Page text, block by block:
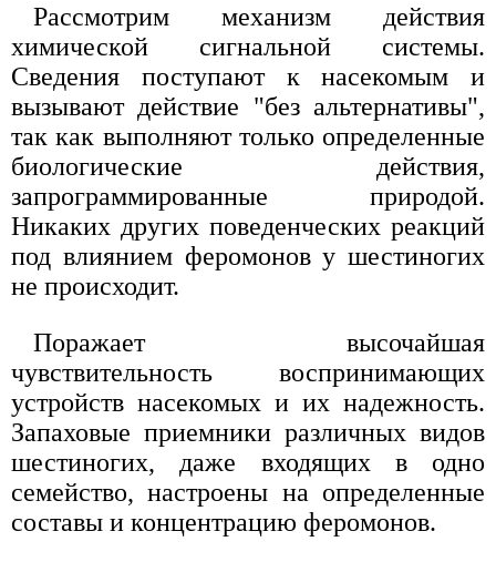
Рассмотрим механизм действия
химической сигнальной системы.
Сведения поступают к насекомым и
вызывают действие "без альтернативы",
так как выполняют только определенные
биологические действия,
запрограммированные природой.
Никаких других поведенческих реакций
под влиянием феромонов у шестиногих
не происходит.
Поражает высочайшая
чувствительность воспринимающих
устройств насекомых и их надежность.
Запаховые приемники различных видов
шестиногих, даже входящих в одно
семейство, настроены на определенные
составы и концентрацию феромонов.